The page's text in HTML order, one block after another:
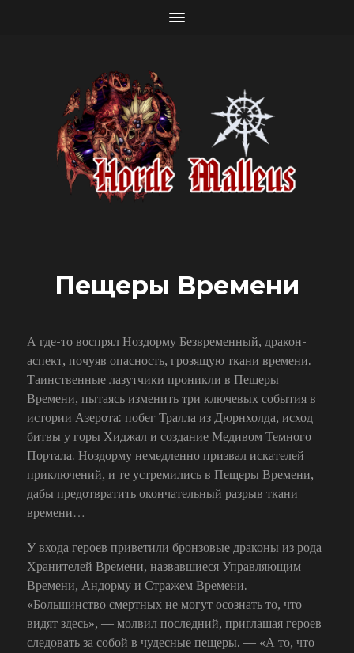
Пещеры Времени
А где-то воспрял Ноздорму Безвременный, дракон-
аспект, почуяв опасность, грозящую ткани времени.
Таинственные лазутчики проникли в Пещеры
Времени, пытаясь изменить три ключевых события в
истории Азерота: побег Тралла из Дюрнхолда, исход
битвы у горы Хиджал и создание Медивом Темного
Портала. Ноздорму немедленно призвал искателей
приключений, и те устремились в Пещеры Времени,
дабы предотвратить окончательный разрыв ткани
времени…
У входа героев приветили бронзовые драконы из рода
Хранителей Времени, назвавшиеся Управляющим
Времени, Андорму и Стражем Времени.
«Большинство смертных не могут осознать то, что
видят здесь», — молвил последний, приглашая героев
следовать за собой в чудесные пещеры. — «А то, что